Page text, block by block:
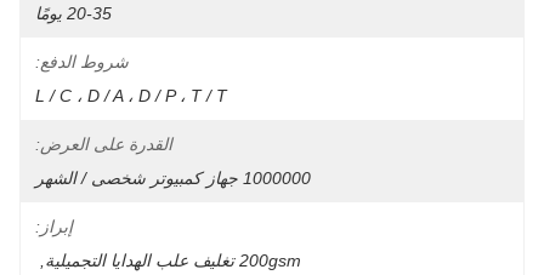
20-35 يومًا
شروط الدفع:
L / C ، D / A ، D / P ، T / T
القدرة على العرض:
1000000 جهاز كمبيوتر شخصى / الشهر
إبراز:
200gsm تغليف علب الهدايا التجميلية